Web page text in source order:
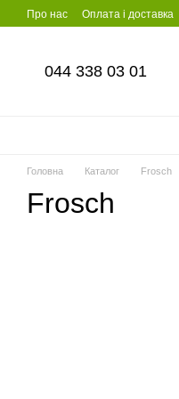
Перейти до основного
Про нас Оплата і доставка
044 338 03 01
Головна Каталог Frosch
Frosch